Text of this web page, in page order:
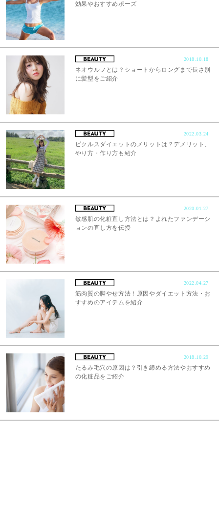
効果やおすすめポーズ
2018.10.18
ネオウルフとは？ショートからロングまで長さ別
に髪型をご紹介
2022.03.24
ピクルスダイエットのメリットは？デメリット、
やり方・作り方も紹介
2020.01.27
敏感肌の化粧直し方法とは？よれたファンデーシ
ョンの直し方を伝授
2022.04.27
筋肉質の脚やせ方法！原因やダイエット方法・お
すすめのアイテムを紹介
2018.10.29
たるみ毛穴の原因は？引き締める方法やおすすめ
の化粧品をご紹介